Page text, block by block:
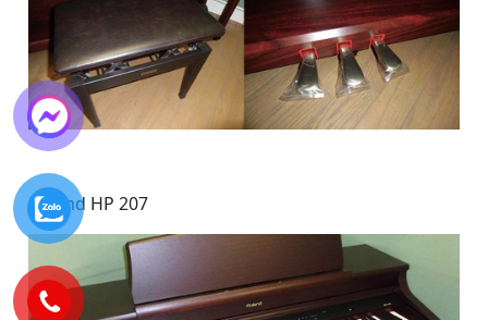
Roland HP 207